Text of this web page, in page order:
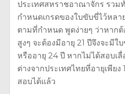
ประเทศสหราชอาณาจักร รวม
กำหนดเกรดของใบขับขี่ไว้หลา
ตามที่กำหนด พูดง่ายๆ ว่าหาก
สูงๆ จะต้องมีอายุ 21 ปีจึงจะมี
หรืออายุ 24 ปี หากไม่ได้สอบเ
ต่างจากประเทศไทยที่อายุเพีย
สอบได้แล้ว